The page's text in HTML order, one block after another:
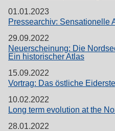
01.01.2023
Pressearchiv: Sensationelle
29.09.2022
Neuerscheinung: Die
Ein historischer Atlas
15.09.2022
Vortrag: Das östliche
10.02.2022
Long term evolution at the
28.01.2022